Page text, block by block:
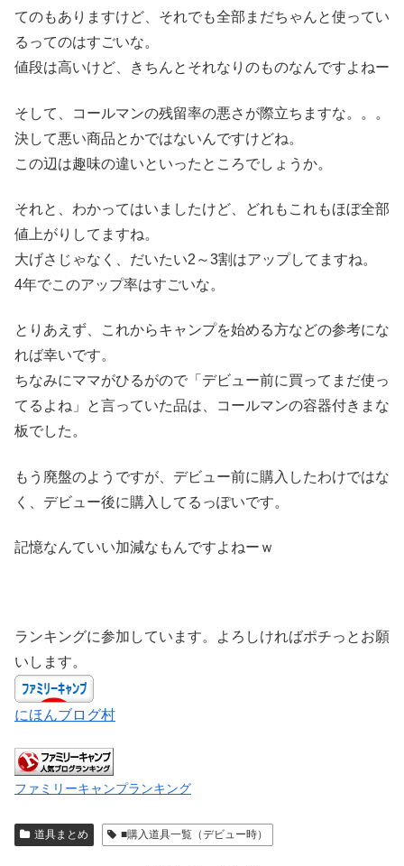
てのもありますけど、それでも全部まだちゃんと使ってい
るってのはすごいな。
値段は高いけど、きちんとそれなりのものなんですよねー
そして、コールマンの残留率の悪さが際立ちますな。。。
決して悪い商品とかではないんですけどね。
この辺は趣味の違いといったところでしょうか。
それと、わかってはいましたけど、どれもこれもほぼ全部
値上がりしてますね。
大げさじゃなく、だいたい2～3割はアップしてますね。
4年でこのアップ率はすごいな。
とりあえず、これからキャンプを始める方などの参考にな
れば幸いです。
ちなみにママがひるがので「デビュー前に買ってまだ使っ
てるよね」と言っていた品は、コールマンの容器付きまな
板でした。
もう廃盤のようですが、デビュー前に購入したわけではな
く、デビュー後に購入してるっぽいです。
記憶なんていい加減なもんですよねーｗ
ランキングに参加しています。よろしければポチっとお願
いします。
にほんブログ村
ファミリーキャンプランキング
道具まとめ ■購入道具一覧（デビュー時）